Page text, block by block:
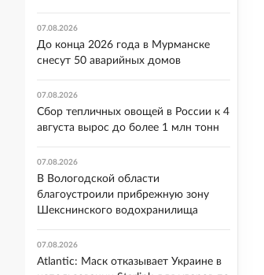
07.08.2026
До конца 2026 года в Мурманске
снесут 50 аварийных домов
07.08.2026
Сбор тепличных овощей в России к 4
августа вырос до более 1 млн тонн
07.08.2026
В Вологодской области
благоустроили прибрежную зону
Шекснинского водохранилища
07.08.2026
Atlantic: Маск отказывает Украине в